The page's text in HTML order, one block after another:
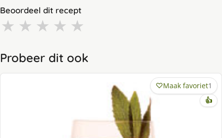
Beoordeel dit recept
★ ★ ★ ★ ★
Probeer dit ook
Maak favoriet1
👍